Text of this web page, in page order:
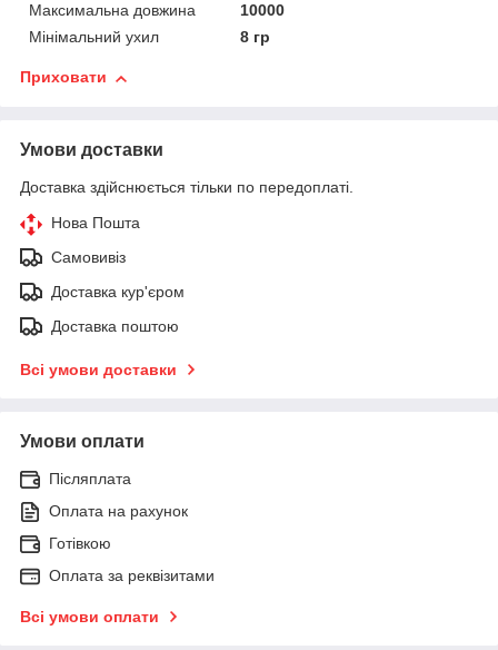
Максимальна довжина
10000
Мінімальний ухил
8 гр
Приховати
Умови доставки
Доставка здійснюється тільки по передоплаті.
Нова Пошта
Самовивіз
Доставка кур'єром
Доставка поштою
Всі умови доставки
Умови оплати
Післяплата
Оплата на рахунок
Готівкою
Оплата за реквізитами
Всі умови оплати